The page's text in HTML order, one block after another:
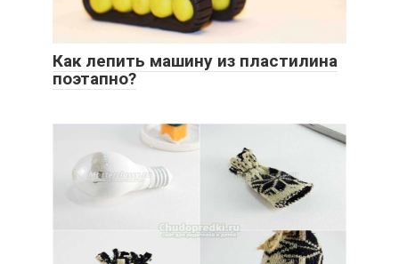
Как лепить машину из пластилина
поэтапно?